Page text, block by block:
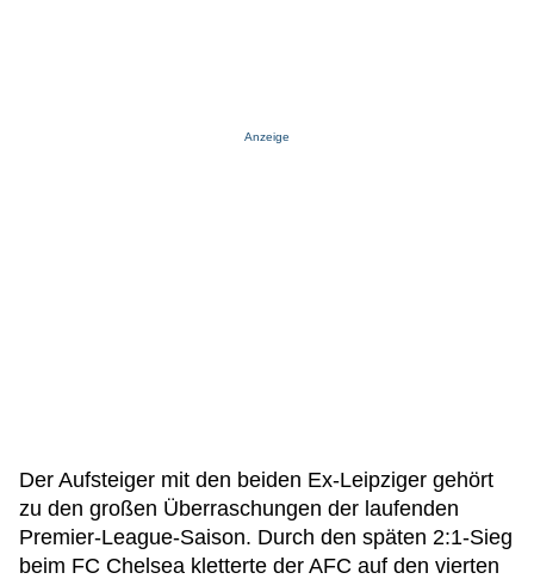
Anzeige
Der Aufsteiger mit den beiden Ex-Leipziger gehört
zu den großen Überraschungen der laufenden
Premier-League-Saison. Durch den späten 2:1-Sieg
beim FC Chelsea kletterte der AFC auf den vierten